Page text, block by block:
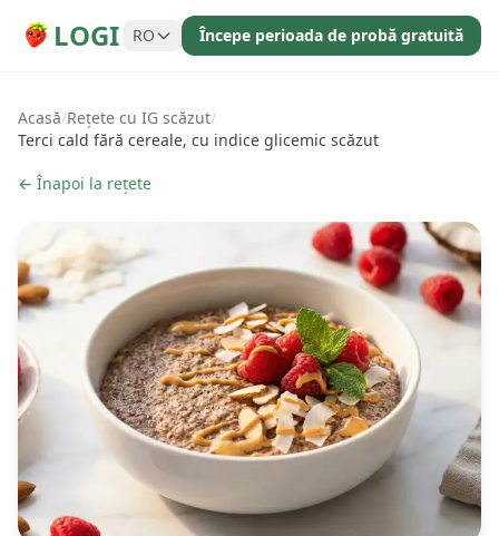
LOGI RO Începe perioada de probă gratuită
Acasă/Rețete cu IG scăzut/
Terci cald fără cereale, cu indice glicemic scăzut
← Înapoi la rețete